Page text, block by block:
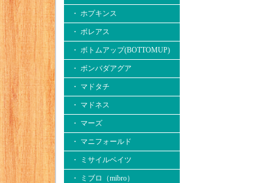
・ ホプキンス
・ ボレアス
・ ボトムアップ(BOTTOMUP)
・ ボンバダアグア
・ マドタチ
・ マドネス
・ マーズ
・ マニフォールド
・ ミサイルベイツ
・ ミブロ（mibro）